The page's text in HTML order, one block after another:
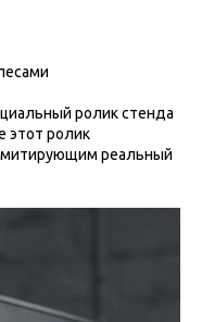
ролик стенда
этот ролик
реальный